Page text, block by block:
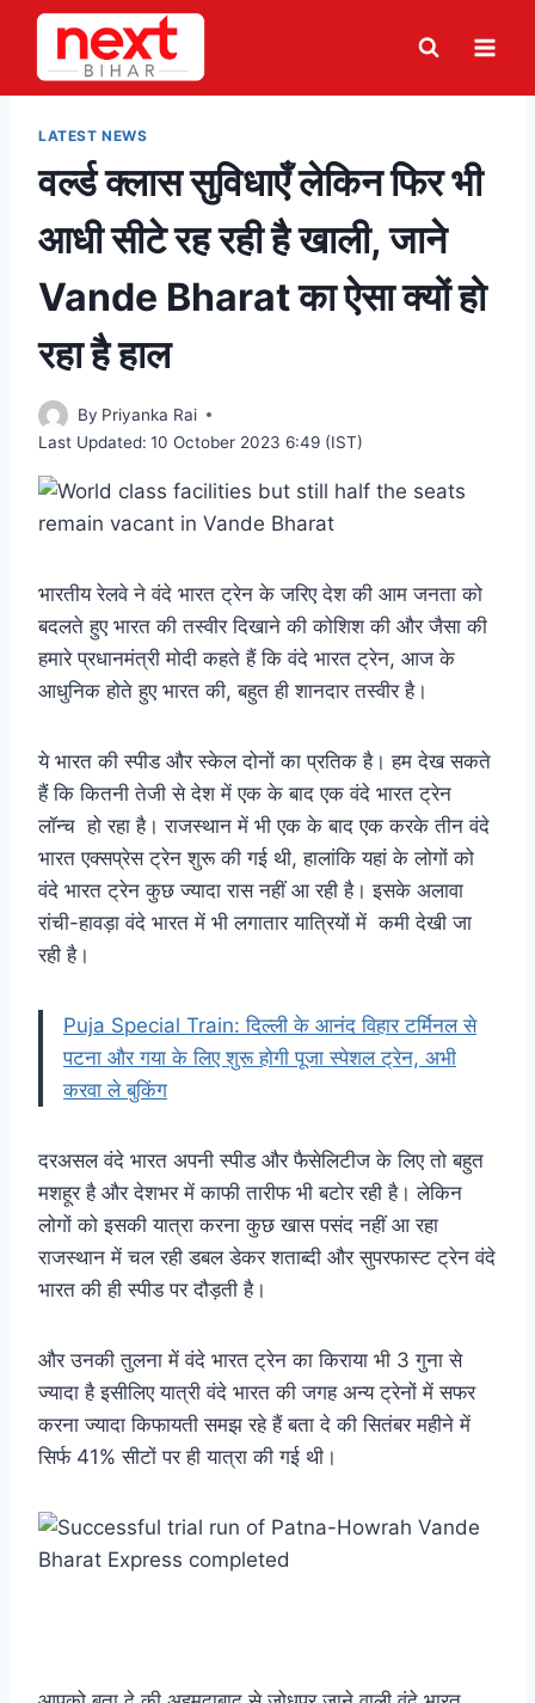
Skip
content
LATEST NEWS
वर्ल्ड क्लास सुविधाएँ लेकिन फिर भी
आधी सीटे रह रही है खाली, जाने
Vande Bharat का ऐसा क्यों हो
रहा है हाल
By Priyanka Rai
Last Updated: 10 October 2023 6:49 (IST)
भारतीय रेलवे ने वंदे भारत ट्रेन के जरिए देश की आम जनता को
बदलते हुए भारत की तस्वीर दिखाने की कोशिश की और जैसा की
हमारे प्रधानमंत्री मोदी कहते हैं कि वंदे भारत ट्रेन, आज के
आधुनिक होते हुए भारत की, बहुत ही शानदार तस्वीर है।
ये भारत की स्पीड और स्केल दोनों का प्रतिक है। हम देख सकते
हैं कि कितनी तेजी से देश में एक के बाद एक वंदे भारत ट्रेन
लॉन्च हो रहा है। राजस्थान में भी एक के बाद एक करके तीन वंदे
भारत एक्सप्रेस ट्रेन शुरू की गई थी, हालांकि यहां के लोगों को
वंदे भारत ट्रेन कुछ ज्यादा रास नहीं आ रही है। इसके अलावा
रांची-हावड़ा वंदे भारत में भी लगातार यात्रियों में कमी देखी जा
रही है।
Puja Special Train: दिल्ली के आनंद विहार टर्मिनल से
पटना और गया के लिए शुरू होगी पूजा स्पेशल ट्रेन, अभी
करवा ले बुकिंग
दरअसल वंदे भारत अपनी स्पीड और फैसेलिटीज के लिए तो बहुत
मशहूर है और देशभर में काफी तारीफ भी बटोर रही है। लेकिन
लोगों को इसकी यात्रा करना कुछ खास पसंद नहीं आ रहा
राजस्थान में चल रही डबल डेकर शताब्दी और सुपरफास्ट ट्रेन वंदे
भारत की ही स्पीड पर दौड़ती है।
और उनकी तुलना में वंदे भारत ट्रेन का किराया भी 3 गुना से
ज्यादा है इसीलिए यात्री वंदे भारत की जगह अन्य ट्रेनों में सफर
करना ज्यादा किफायती समझ रहे हैं बता दे की सितंबर महीने में
सिर्फ 41% सीटों पर ही यात्रा की गई थी।